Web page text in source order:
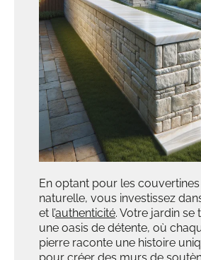
En optant pour les
naturelle, vous investissez
et l’authenticité. Votre jardin se
une oasis de détente, où
pierre raconte une histoire